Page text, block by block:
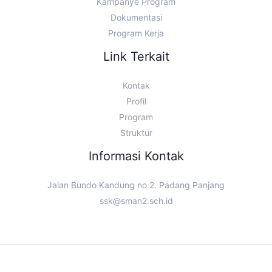
Dokumentasi
Program Kerja
Link Terkait
Kontak
Profil
Program
Struktur
Informasi Kontak
Jalan Bundo Kandung no 2. Padang Panjang
ssk@sman2.sch.id